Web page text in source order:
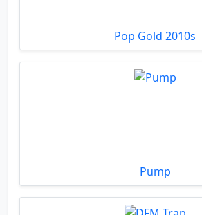
Pop Gold 2010s
Pump